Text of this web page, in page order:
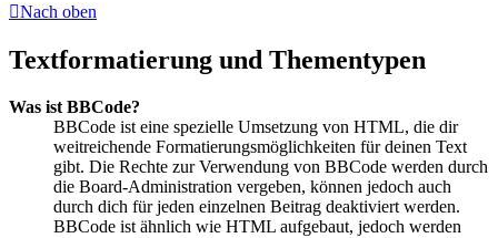
Nach oben
Textformatierung und Thementypen
Was ist BBCode?
BBCode ist eine spezielle Umsetzung von HTML, die dir
weitreichende Formatierungsmöglichkeiten für deinen Text
gibt. Die Rechte zur Verwendung von BBCode werden durch
die Board-Administration vergeben, können jedoch auch
durch dich für jeden einzelnen Beitrag deaktiviert werden.
BBCode ist ähnlich wie HTML aufgebaut, jedoch werden